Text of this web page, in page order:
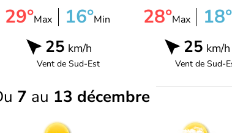
29°Max 16°Min
25 km/h
Vent deSud-Est
28°Max 18°
25 km/h
Vent deSud-
7 au 13 décembre